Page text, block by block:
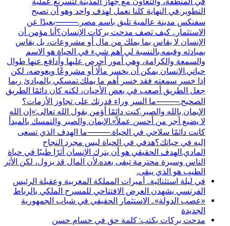
التطوير.في النهاية كلنا نعمل لهدف واحد وهو أن تصبح
سفنكس مدينة عالمية تليق باسم مصر.⸻بعيدًا عن
الاستثمار.. كيف تصف مدحت بركات الإنسان؟أنا مؤمن أن
الإنسان لا يقاس بما يملك من مال أو مشروعات، بل يقاس
بمبادئه وقيمه.بالنسبة لي أهم شيء في الحياة هو الاسم
والسمعة والكرامة، وهي أمور أحرص عليها وأدافع عنها طوال
حياتي.الإنسان يمكن أن يخسر مالًا أو مشروعًا ويعوضه، لكن
إذا خسر سمعته فقد خسر أهم ما يملك.تمسكي بالمبادئ ربما
جعل الطريق أصعب في بعض الأحيان، لكنه كان دائمًا الطريق
الصحيح.⸻ما السر وراء قدرتك على تجاوز الأزمات؟
الإيمان بالله والصبر.كنت دائمًا أؤمن بقول الله تعالى:«إن الله
لا يضيع أجر من أحسن عملاً».الإيمان والصبر والتمسك بالمبدأ
كانت دائمًا سلاحي في الحياة.⸻ما الهدف الذي تسعى
إليه في حياتك؟هدفي في الحياة ليس مجرد النجاح
المادي.الهدف الحقيقي هو أن يترك الإنسان أثرًا طيبًا في حياة
الناس وسيرة محترمة تبقى بعده.لأن المال قد يزول، لكن الأثر
الطيب هو الذي يبقى.
في ليلة استثنائية.. أميرات المملكة المغربية وعقيلة الرئيس
الفرنسي يشهدن العرض الافتتاحي للمسرح الملكي بالرباط
«عصب الدولة».. الاستثمار الحقيقي في شباب الجمهورية
الجديدة
مدحت بركات يكتب: كلمة حق في حسام حسن